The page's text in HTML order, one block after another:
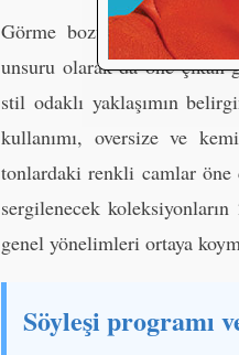
Görme bozukluklarının
unsuru olarak da öne çıkan
stil odaklı yaklaşımın
kullanımı, oversize ve
tonlardaki renkli camlar öne
sergilenecek
genel yönelimleri ortaya
Söyleşi programı